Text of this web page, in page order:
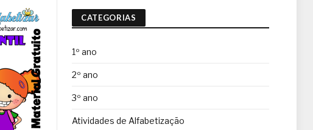
CATEGORIAS
1º ano
2º ano
3º ano
Atividades de Alfabetização